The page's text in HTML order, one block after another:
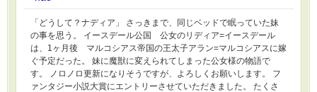
「どうして？ナディア」 さっきまで、同じベッドで眠っていた妹
の事を思う。 イースデール公国 公女のリディア=イースデール
は、1ヶ月後 マルコシアス帝国の王太子アラン=マルコシアスに嫁
ぐ予定だった。 妹に魔獣に変えられてしまった公女様の物語で
す。 ノロノロ更新になりそうですが、よろしくお願いします。 フ
ァンタジー小説大賞にエントリーさせていただきました。 たくさ